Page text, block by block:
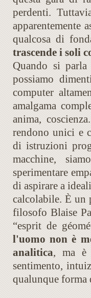
perdenti.
apparentemente
qualcosa di
trascende i soli
Quando si
possiamo
computer
amalgama
anima,
rendono unici e
di istruzioni
macchine,
sperimentare
di aspirare a
calcolabile. È un
filosofo Blaise
“esprit de
l'uomo non è
analitica, ma è
sentimento,
qualunque forma